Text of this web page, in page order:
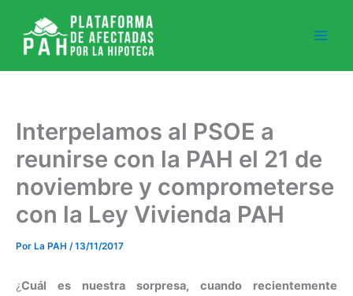
contenido
Interpelamos al PSOE a
reunirse con la PAH el 21 de
noviembre y comprometerse
con la Ley Vivienda PAH
Por La PAH /13/11/2017
¿Cuál es nuestra sorpresa, cuando recientemente